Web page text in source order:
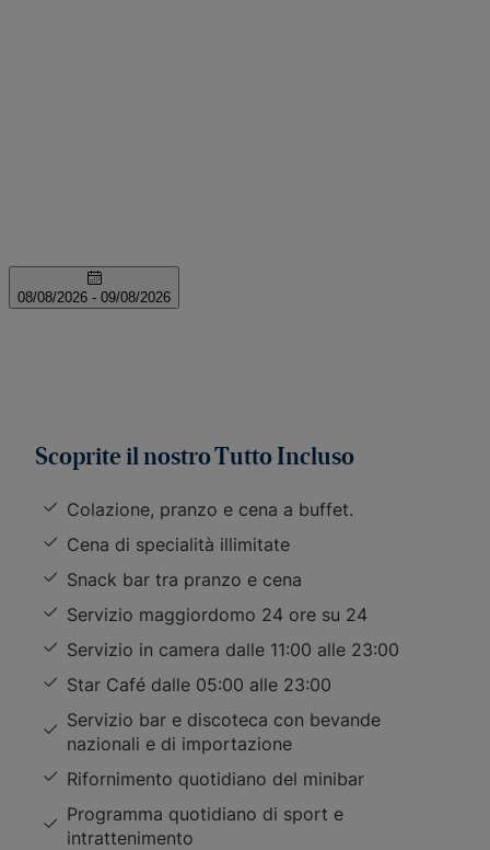
Scoprite il nostro Tutto Incluso
Colazione, pranzo e cena a buffet.
Cena di specialità illimitate
Snack bar tra pranzo e cena
Servizio maggiordomo 24 ore su 24
Servizio in camera dalle 11:00 alle 23:00
Star Café dalle 05:00 alle 23:00
Servizio bar e discoteca con bevande
nazionali e di importazione
Rifornimento quotidiano del minibar
Programma quotidiano di sport e
intrattenimento